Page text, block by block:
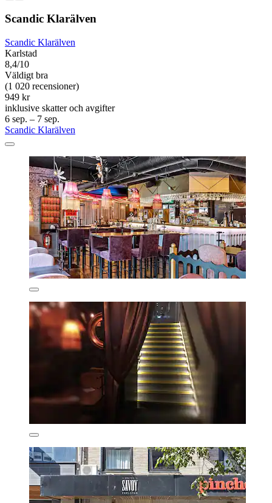
Scandic Klarälven
Scandic Klarälven
Karlstad
8,4/10
Väldigt bra
(1 020 recensioner)
949 kr
inklusive skatter och avgifter
6 sep. – 7 sep.
Scandic Klarälven